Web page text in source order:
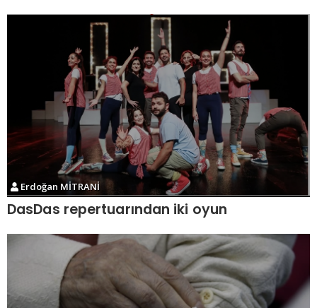
Erdoğan MİTRANİ
DasDas repertuarından iki oyun